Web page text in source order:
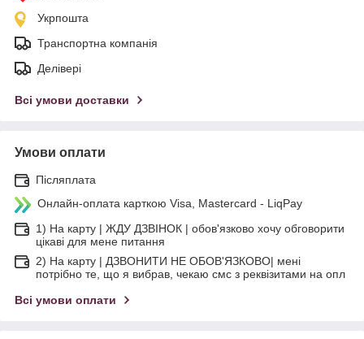
Укрпошта
Транспортна компанія
Делівері
Всі умови доставки
Умови оплати
Післяплата
Онлайн-оплата карткою Visa, Mastercard - LiqPay
1) На карту | ЖДУ ДЗВІНОК | обов'язково хочу обговорити
цікаві для мене питання
2) На карту | ДЗВОНИТИ НЕ ОБОВ'ЯЗКОВО| мені
потрібно те, що я вибрав, чекаю смс з реквізитами на опл
Всі умови оплати